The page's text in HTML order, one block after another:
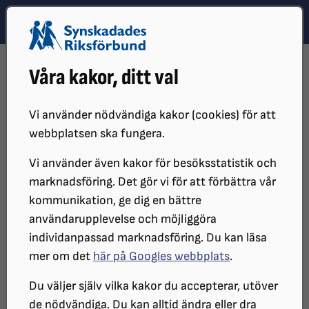
Våra kakor, ditt val
Vi använder nödvändiga kakor (cookies) för att
webbplatsen ska fungera.
Vi använder även kakor för besöksstatistik och
marknadsföring. Det gör vi för att förbättra vår
kommunikation, ge dig en bättre
användarupplevelse och möjliggöra
individanpassad marknadsföring. Du kan läsa
mer om det här på Googles webbplats.
Du väljer själv vilka kakor du accepterar, utöver
de nödvändiga. Du kan alltid ändra eller dra
Hoppa till innehåll
Hoppa till hitta snabbt
FELPLACERADES I SÄRSKOLAN – FICK RÄTT DIAGNOS SOM VUXEN
"Jag brukar tänka att om alla säger att du är en idiot
så tror du till slut att du är en idiot", säger Mattias
Forsgren. Fotot är en genrebild.